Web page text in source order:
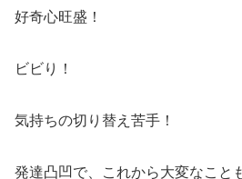
好奇心旺盛！
ビビり！
気持ちの切り替え苦手！
発達凸凹で、これから大変なこと